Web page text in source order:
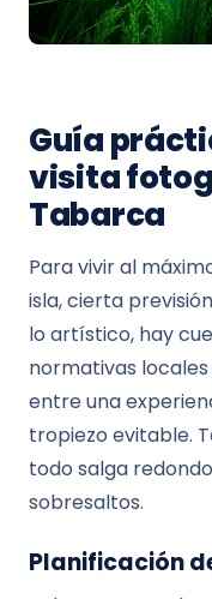
Guía
visita
Tabarca
Para vivir al
isla, cierta
lo artístico, hay
normativas
entre una
tropiezo evitable.
todo salga
sobresaltos.
Planificación